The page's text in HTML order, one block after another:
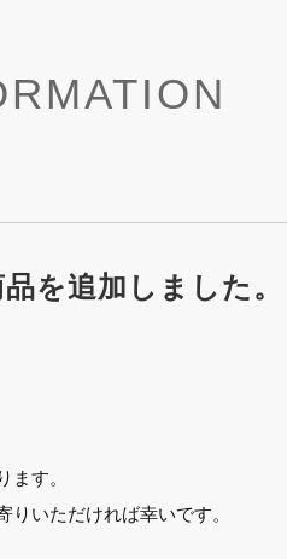
を追加しました。
す。
いただければ幸いです。